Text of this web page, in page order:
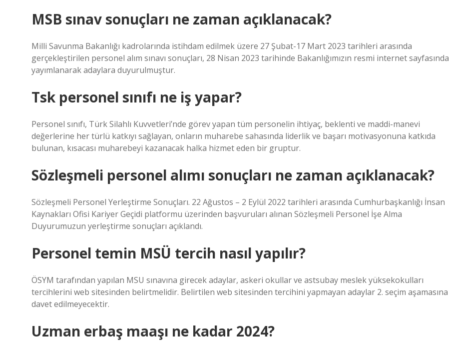
MSB sınav sonuçları ne zaman açıklanacak?
Milli Savunma Bakanlığı kadrolarında istihdam edilmek üzere 27 Şubat-17 Mart 2023 tarihleri ​​arasında
gerçekleştirilen personel alım sınavı sonuçları, 28 Nisan 2023 tarihinde Bakanlığımızın resmi internet sayfasında
yayımlanarak adaylara duyurulmuştur.
Tsk personel sınıfı ne iş yapar?
Personel sınıfı, Türk Silahlı Kuvvetleri’nde görev yapan tüm personelin ihtiyaç, beklenti ve maddi-manevi
değerlerine her türlü katkıyı sağlayan, onların muharebe sahasında liderlik ve başarı motivasyonuna katkıda
bulunan, kısacası muharebeyi kazanacak halka hizmet eden bir gruptur.
Sözleşmeli personel alımı sonuçları ne zaman açıklanacak?
Sözleşmeli Personel Yerleştirme Sonuçları. 22 Ağustos – 2 Eylül 2022 tarihleri ​​arasında Cumhurbaşkanlığı İnsan
Kaynakları Ofisi Kariyer Geçidi platformu üzerinden başvuruları alınan Sözleşmeli Personel İşe Alma
Duyurumuzun yerleştirme sonuçları açıklandı.
Personel temin MSÜ tercih nasıl yapılır?
ÖSYM tarafından yapılan MSU sınavına girecek adaylar, askeri okullar ve astsubay meslek yüksekokulları
tercihlerini web sitesinden belirtmelidir. Belirtilen web sitesinden tercihini yapmayan adaylar 2. seçim aşamasına
davet edilmeyecektir.
Uzman erbaş maaşı ne kadar 2024?